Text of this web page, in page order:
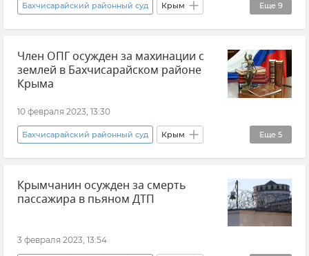
Еще 9
Бахчисарайский районный суд Крым
МВД по Республике Крым Закон и право
Бахчисарайский район Происшествия
Общество
Член ОПГ осужден за махинации с
землей в Бахчисарайском районе
Крыма
10 февраля 2023, 13:30
Еще 5
Бахчисарайский районный суд Крым
Бахчисарайский район Происшествия
Общество Новости Крыма
Махинации с землей
Крымчанин осужден за смерть
пассажира в пьяном ДТП
3 февраля 2023, 13:54